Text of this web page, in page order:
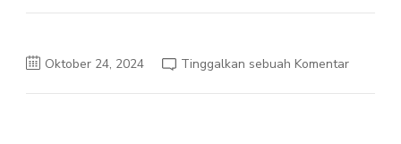
Oktober 24, 2024 Tinggalkan sebuah Komentarpada